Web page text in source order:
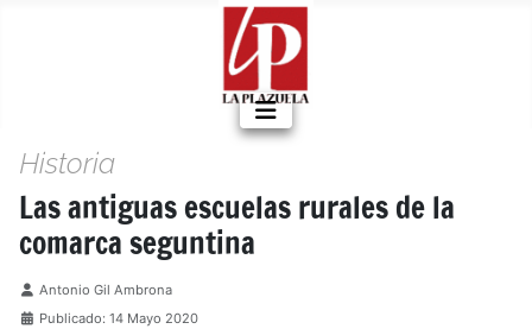
Historia
Las antiguas escuelas rurales de la
comarca seguntina
Detalles
Antonio Gil Ambrona
Publicado: 14 Mayo 2020